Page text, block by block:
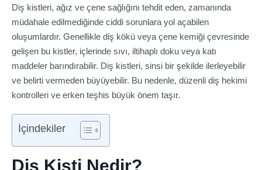
Diş kistleri, ağız ve çene sağlığını tehdit eden, zamanında
müdahale edilmediğinde ciddi sorunlara yol açabilen
oluşumlardır. Genellikle diş kökü veya çene kemiği çevresinde
gelişen bu kistler, içlerinde sıvı, iltihaplı doku veya katı
maddeler barındırabilir. Diş kistleri, sinsi bir şekilde ilerleyebilir
ve belirti vermeden büyüyebilir. Bu nedenle, düzenli diş hekimi
kontrolleri ve erken teşhis büyük önem taşır.
İçindekiler
Diş Kisti Nedir?